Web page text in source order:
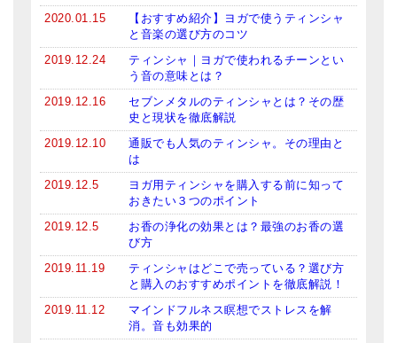
2020.01.15
【おすすめ紹介】ヨガで使うティンシャ
と音楽の選び方のコツ
2019.12.24
ティンシャ｜ヨガで使われるチーンとい
う音の意味とは？
2019.12.16
セブンメタルのティンシャとは？その歴
史と現状を徹底解説
2019.12.10
通販でも人気のティンシャ。その理由と
は
2019.12.5
ヨガ用ティンシャを購入する前に知って
おきたい３つのポイント
2019.12.5
お香の浄化の効果とは？最強のお香の選
び方
2019.11.19
ティンシャはどこで売っている？選び方
と購入のおすすめポイントを徹底解説！
2019.11.12
マインドフルネス瞑想でストレスを解
消。音も効果的